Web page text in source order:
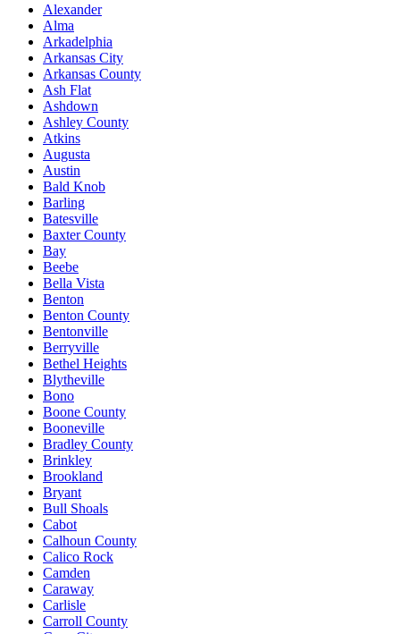
Alexander
Alma
Arkadelphia
Arkansas City
Arkansas County
Ash Flat
Ashdown
Ashley County
Atkins
Augusta
Austin
Bald Knob
Barling
Batesville
Baxter County
Bay
Beebe
Bella Vista
Benton
Benton County
Bentonville
Berryville
Bethel Heights
Blytheville
Bono
Boone County
Booneville
Bradley County
Brinkley
Brookland
Bryant
Bull Shoals
Cabot
Calhoun County
Calico Rock
Camden
Caraway
Carlisle
Carroll County